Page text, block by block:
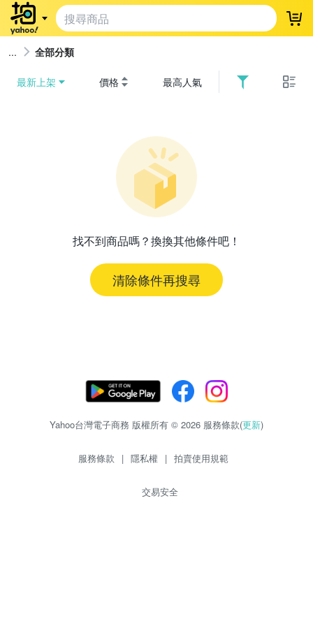
登
全部分類
最新上架 價格 最高人氣
找不到商品嗎？換換其他條件吧！
清除條件再搜尋
Yahoo台灣電子商務 版權所有 © 2026 服務條款(更新)
服務條款 | 隱私權 | 拍賣使用規範
交易安全